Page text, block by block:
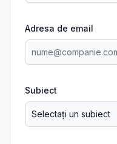
Adresa de email
Subiect